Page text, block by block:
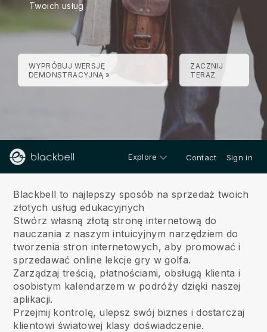
Twoich usług
WYPRÓBUJ WERSJĘ
DEMONSTRACYJNĄ »
ZACZNIJ
TERAZ
Explore Contact Sign in
Blackbell to najlepszy sposób na sprzedaż twoich
złotych usług edukacyjnych
Stwórz własną złotą stronę internetową do
nauczania z naszym intuicyjnym narzędziem do
tworzenia stron internetowych, aby promować i
sprzedawać online lekcje gry w golfa.
Zarządzaj treścią, płatnościami, obsługą klienta i
osobistym kalendarzem w podróży dzięki naszej
aplikacji.
Przejmij kontrolę, ulepsz swój biznes i dostarczaj
klientowi światowej klasy doświadczenie.